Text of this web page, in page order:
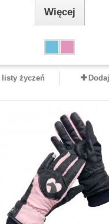
Więcej
listy życzeń